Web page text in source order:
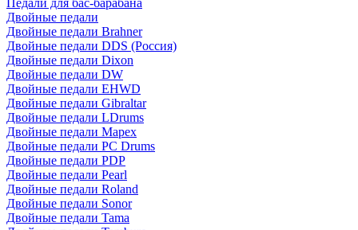
Педали для бас-барабана
Двойные педали
Двойные педали Brahner
Двойные педали DDS (Россия)
Двойные педали Dixon
Двойные педали DW
Двойные педали EHWD
Двойные педали Gibraltar
Двойные педали LDrums
Двойные педали Mapex
Двойные педали PC Drums
Двойные педали PDP
Двойные педали Pearl
Двойные педали Roland
Двойные педали Sonor
Двойные педали Tama